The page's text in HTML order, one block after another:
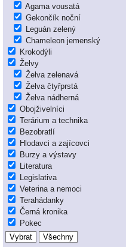
Agama vousatá
Gekončík noční
Leguán zelený
Chameleon jemenský
Krokodýli
Želvy
Želva zelenavá
Želva čtyřprstá
Želva nádherná
Obojživelníci
Terárium a technika
Bezobratlí
Hlodavci a zajícovci
Burzy a výstavy
Literatura
Legislativa
Veterina a nemoci
Terahádanky
Černá kronika
Pokec